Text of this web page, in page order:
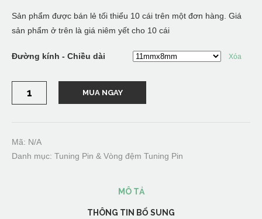
Sản phẩm được bán lẻ tối thiểu 10 cái trên một đơn hàng. Giá
sản phẩm ở trên là giá niêm yết cho 10 cái
Đường kính - Chiều dài Xóa
đệm
Tuning
-
Chất
liệu
MUA NGAY
Mã: N/A
Danh mục: Tuning Pin & Vòng đệm Tuning Pin
MÔ TẢ
THÔNG TIN BỔ SUNG